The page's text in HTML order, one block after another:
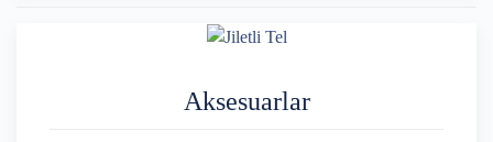
Aksesuarlar